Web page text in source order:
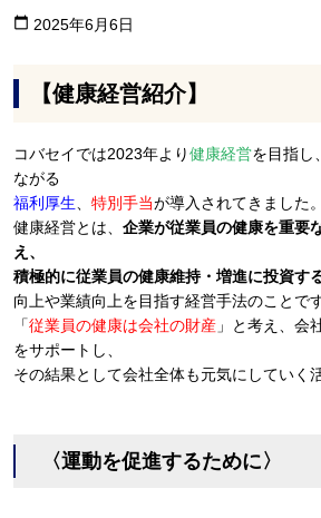
calendar_today 2025年6月6日
【健康経営紹介】
コバセイでは2023年より健康経営を目指し
ながる
福利厚生
特別手当が導入されてきました。
健康経営とは、 企業が従業員の健康を重要
え、
積極的に従業員の健康維持・増進に投資す
向上や業績向上を目指す経営手法のことです
「従業員の健康は会社の財産 」と考え、会
をサポートし、
その結果として会社全体も元気にしていく
〈運動を促進するために〉